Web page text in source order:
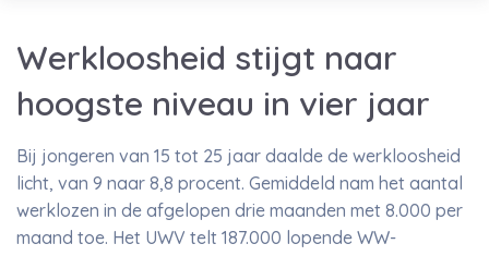
Werkloosheid stijgt naar
hoogste niveau in vier jaar
Bij jongeren van 15 tot 25 jaar daalde de werkloosheid
licht, van 9 naar 8,8 procent. Gemiddeld nam het aantal
werklozen in de afgelopen drie maanden met 8.000 per
maand toe. Het UWV telt 187.000 lopende WW-